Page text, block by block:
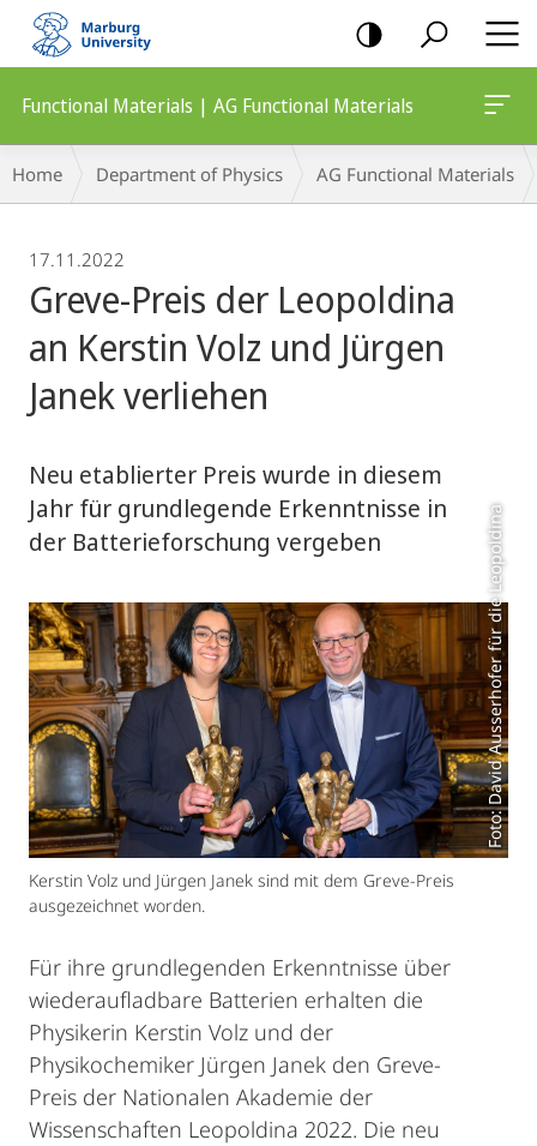
mobile
navigation
Functional Materials | AG Functional Materials
Breadcrumb-
Navigation
Home Department of Physics AG Functional Materials
17.11.2022
Greve-Preis der Leopoldina
an Kerstin Volz und Jürgen
Janek verliehen
Neu etablierter Preis wurde in diesem
Jahr für grundlegende Erkenntnisse in
der Batterieforschung vergeben
Foto: David Ausserhofer für die Leopoldina
Kerstin Volz und Jürgen Janek sind mit dem Greve-Preis
ausgezeichnet worden.
Für ihre grundlegenden Erkenntnisse über
wiederaufladbare Batterien erhalten die
Physikerin Kerstin Volz und der
Physikochemiker Jürgen Janek den Greve‐
Preis der Nationalen Akademie der
Wissenschaften Leopoldina 2022. Die neu